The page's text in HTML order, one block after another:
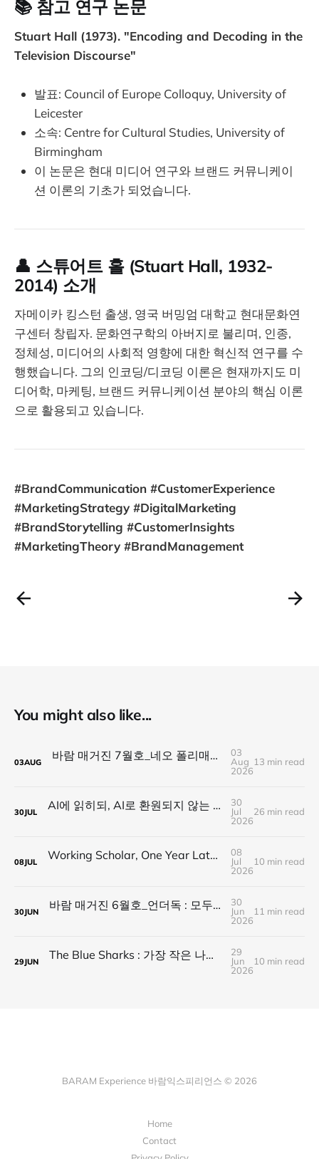
📚 참고 연구 논문
Stuart Hall (1973). "Encoding and Decoding in the
Television Discourse"
발표: Council of Europe Colloquy, University of
Leicester
소속: Centre for Cultural Studies, University of
Birmingham
이 논문은 현대 미디어 연구와 브랜드 커뮤니케이
션 이론의 기초가 되었습니다.
👤 스튜어트 홀 (Stuart Hall, 1932-
2014) 소개
자메이카 킹스턴 출생, 영국 버밍엄 대학교 현대문화연
구센터 창립자. 문화연구학의 아버지로 불리며, 인종,
정체성, 미디어의 사회적 영향에 대한 혁신적 연구를 수
행했습니다. 그의 인코딩/디코딩 이론은 현재까지도 미
디어학, 마케팅, 브랜드 커뮤니케이션 분야의 핵심 이론
으로 활용되고 있습니다.
#BrandCommunication #CustomerExperience
#MarketingStrategy #DigitalMarketing
#BrandStorytelling #CustomerInsights
#MarketingTheory #BrandManagement
You might also like...
03AUG 바람 매거진 7월호_네오 폴리매스 : 명함 한 줄에 갇히지 않는 사람들
03
Aug
2026
13 min read
30JUL AI에 읽히되, AI로 환원되지 않는 것 — 새로운 낭만의 시대, 브랜드와 비즈니스가 향해야 할 방향
30
Jul
2026
26 min read
08JUL Working Scholar, One Year Later : 1년 후, 다시 보내는 응원
08
Jul
2026
10 min read
30JUN 바람 매거진 6월호_언더독 : 모두가 가는 길을 가지 않는다, 나의 길을 만든다
30
Jun
2026
11 min read
29JUN The Blue Sharks : 가장 작은 나라가 만든 가장 넓은 연결
29
Jun
2026
10 min read
BARAM Experience 바람익스피리언스 © 2026
Home
Contact